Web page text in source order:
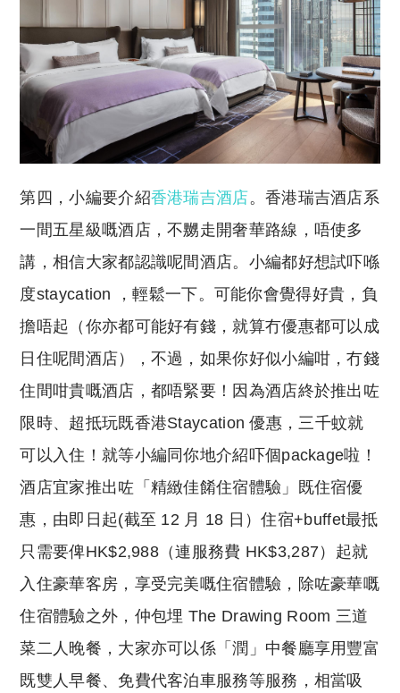
第四，小編要介紹香港瑞吉酒店。香港瑞吉酒店系
一間五星級嘅酒店，不嬲走開奢華路線，唔使多
講，相信大家都認識呢間酒店。小編都好想試吓喺
度staycation ，輕鬆一下。可能你會覺得好貴，負
擔唔起（你亦都可能好有錢，就算冇優惠都可以成
日住呢間酒店），不過，如果你好似小編咁，冇錢
住間咁貴嘅酒店，都唔緊要！因為酒店終於推出咗
限時、超抵玩既香港Staycation 優惠，三千蚊就
可以入住！就等小編同你地介紹吓個package啦！
酒店宜家推出咗「精緻佳餚住宿體驗」既住宿優
惠，由即日起(截至 12 月 18 日）住宿+buffet最抵
只需要俾HK$2,988（連服務費 HK$3,287）起就
入住豪華客房，享受完美嘅住宿體驗，除咗豪華嘅
住宿體驗之外，仲包埋 The Drawing Room 三道
菜二人晚餐，大家亦可以係「潤」中餐廳享用豐富
既雙人早餐、免費代客泊車服務等服務，相當吸